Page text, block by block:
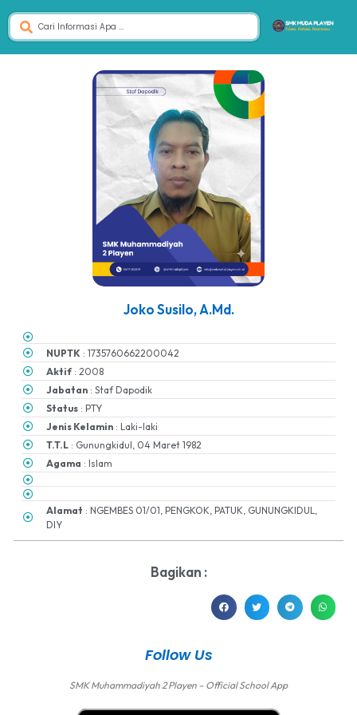
Joko Susilo, A.Md.
NUPTK : 1735760662200042
Aktif : 2008
Jabatan : Staf Dapodik
Status : PTY
Jenis Kelamin : Laki-laki
T.T.L : Gunungkidul, 04 Maret 1982
Agama : Islam
Alamat : NGEMBES 01/01, PENGKOK, PATUK, GUNUNGKIDUL,
DIY
Bagikan :
Follow Us
SMK Muhammadiyah 2 Playen – Official School App